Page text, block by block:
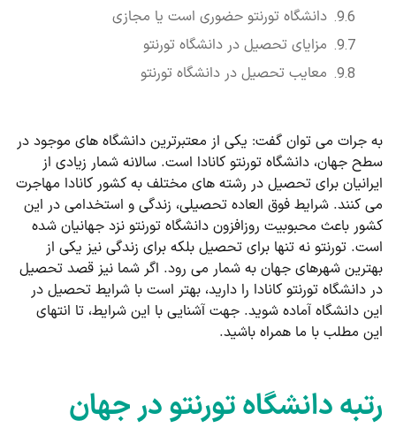
دانشگاه تورنتو حضوری است یا مجازی
مزایای تحصیل در دانشگاه تورنتو
معایب تحصیل در دانشگاه تورنتو
به جرات می توان گفت: یکی از معتبرترین دانشگاه های موجود در
سطح جهان، دانشگاه تورنتو کانادا است. سالانه شمار زیادی از
ایرانیان برای تحصیل در رشته های مختلف به کشور کانادا مهاجرت
می کنند. شرایط فوق العاده تحصیلی، زندگی و استخدامی در این
کشور باعث محبوبیت روزافزون دانشگاه تورنتو نزد جهانیان شده
است. تورنتو نه تنها برای تحصیل بلکه برای زندگی نیز یکی از
بهترین شهرهای جهان به شمار می رود. اگر شما نیز قصد تحصیل
در دانشگاه تورنتو کانادا را دارید، بهتر است با شرایط تحصیل در
این دانشگاه آماده شوید. جهت آشنایی با این شرایط، تا انتهای
این مطلب با ما همراه باشید.
رتبه دانشگاه تورنتو در جهان